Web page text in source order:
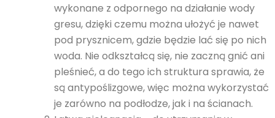
wykonane z odpornego na działanie wody
gresu, dzięki czemu można ułożyć je nawet
pod prysznicem, gdzie będzie lać się po nich
woda. Nie odkształcą się, nie zaczną gnić ani
pleśnieć, a do tego ich struktura sprawia, że
są antypoślizgowe, więc można wykorzystać
je zarówno na podłodze, jak i na ścianach.